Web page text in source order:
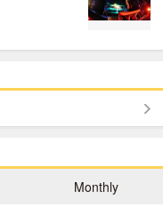
Monthly